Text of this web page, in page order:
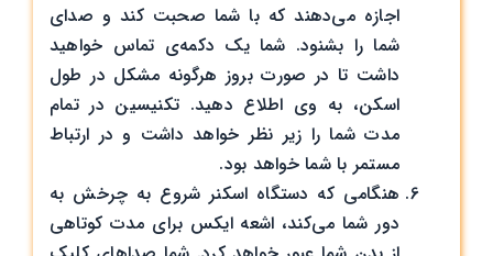
اجازه می‌دهند که با شما صحبت کند و صدای
شما را بشنود. شما یک دکمه‌ی تماس خواهید
داشت تا در صورت بروز هرگونه مشکل در طول
اسکن، به وی اطلاع دهید. تکنیسین در تمام
مدت شما را زیر نظر خواهد داشت و در ارتباط
مستمر با شما خواهد بود.
هنگامی که دستگاه اسکنر شروع به چرخش به
دور شما می‌کند، اشعه ایکس برای مدت کوتاهی